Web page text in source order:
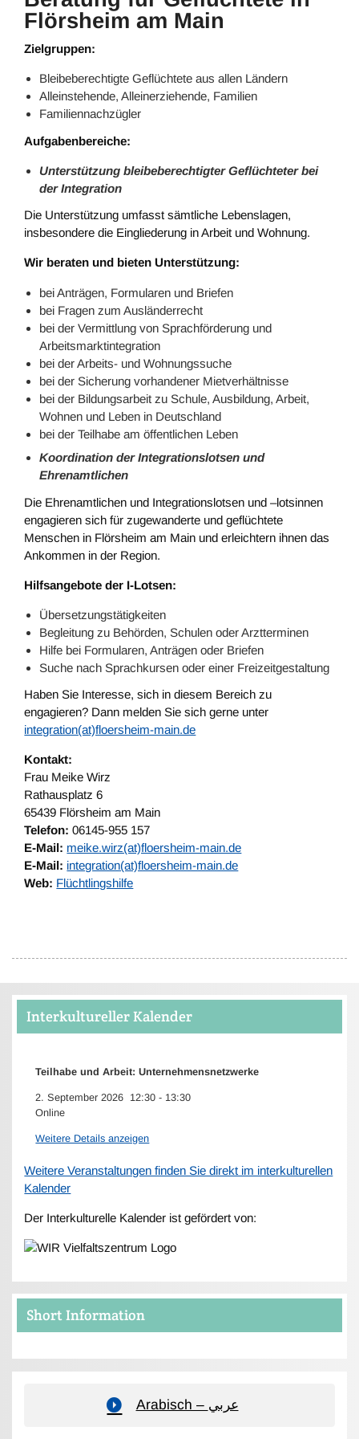
Flörsheim am Main
Zielgruppen:
Bleibeberechtigte Geflüchtete aus allen Ländern
Alleinstehende, Alleinerziehende, Familien
Familiennachzügler
Aufgabenbereiche:
Unterstützung bleibeberechtigter Geflüchteter bei
der Integration
Die Unterstützung umfasst sämtliche Lebenslagen,
insbesondere die Eingliederung in Arbeit und Wohnung.
Wir beraten und bieten Unterstützung:
bei Anträgen, Formularen und Briefen
bei Fragen zum Ausländerrecht
bei der Vermittlung von Sprachförderung und
Arbeitsmarktintegration
bei der Arbeits- und Wohnungssuche
bei der Sicherung vorhandener Mietverhältnisse
bei der Bildungsarbeit zu Schule, Ausbildung, Arbeit,
Wohnen und Leben in Deutschland
bei der Teilhabe am öffentlichen Leben
Koordination der Integrationslotsen und
Ehrenamtlichen
Die Ehrenamtlichen und Integrationslotsen und –lotsinnen
engagieren sich für zugewanderte und geflüchtete
Menschen in Flörsheim am Main und erleichtern ihnen das
Ankommen in der Region.
Hilfsangebote der I-Lotsen:
Übersetzungstätigkeiten
Begleitung zu Behörden, Schulen oder Arztterminen
Hilfe bei Formularen, Anträgen oder Briefen
Suche nach Sprachkursen oder einer Freizeitgestaltung
Haben Sie Interesse, sich in diesem Bereich zu
engagieren? Dann melden Sie sich gerne unter
integration(at)floersheim-main.de
Kontakt:
Frau Meike Wirz
Rathausplatz 6
65439 Flörsheim am Main
Telefon: 06145-955 157
E-Mail: meike.wirz(at)floersheim-main.de
E-Mail: integration(at)floersheim-main.de
Web: Flüchtlingshilfe
Interkultureller Kalender
Teilhabe und Arbeit: Unternehmensnetzwerke
2. September 2026 12:30 - 13:30
Online
Weitere Details anzeigen
Weitere Veranstaltungen finden Sie direkt im interkulturellen
Kalender
Der Interkulturelle Kalender ist gefördert von:
Short Information
Arabisch – عربي